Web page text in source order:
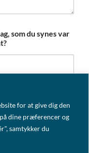
for at give dig den
dine præferencer og
samtykker du
som du synes var